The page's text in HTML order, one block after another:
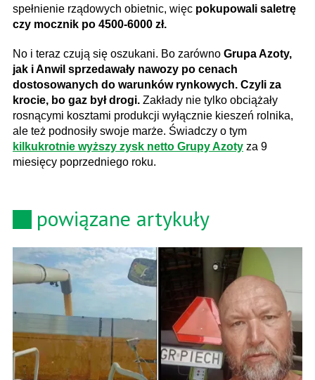
spełnienie rządowych obietnic, więc pokupowali saletrę
czy mocznik po 4500-6000 zł.
No i teraz czują się oszukani. Bo zarówno Grupa Azoty,
jak i Anwil sprzedawały nawozy po cenach
dostosowanych do warunków rynkowych. Czyli za
krocie, bo gaz był drogi. Zakłady nie tylko obciążały
rosnącymi kosztami produkcji wyłącznie kieszeń rolnika,
ale też podnosiły swoje marże. Świadczy o tym
kilkukrotnie wyższy zysk netto Grupy Azoty za 9
miesięcy poprzedniego roku.
powiązane artykuły